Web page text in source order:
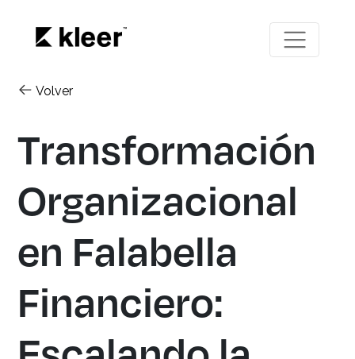
Volver
Transformación
Organizacional
en Falabella
Financiero: